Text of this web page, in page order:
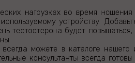
нагрузках во время
устройству.
тестостерона будет
можете в каталоге
консультанты всегда